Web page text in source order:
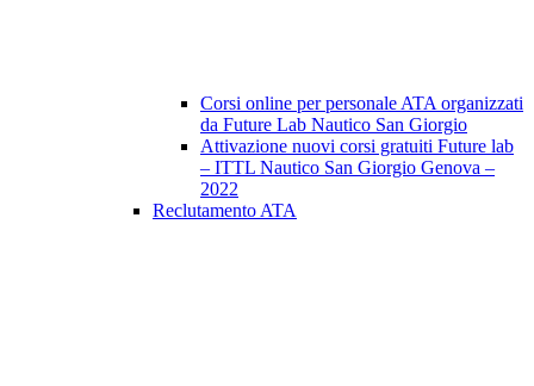
Corsi online per personale ATA organizzati
da Future Lab Nautico San Giorgio
Attivazione nuovi corsi gratuiti Future lab
– ITTL Nautico San Giorgio Genova –
2022
Reclutamento ATA